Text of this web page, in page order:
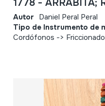
1778 - ARRABITA;
Autor Daniel Peral Peral
Tipo de Instrumento de
Cordófonos ->